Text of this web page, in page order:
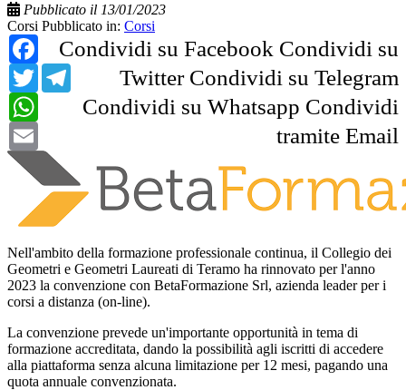
Pubblicato il 13/01/2023
Corsi Pubblicato in: Corsi
Condividi su Facebook
Facebook
Condividi su
Twitter
Twitter Condividi su Telegram
Telegram
Condividi su Whatsapp
WhatsApp
Condividi
tramite Email
Nell'ambito della formazione professionale continua, il Collegio dei
Geometri e Geometri Laureati di Teramo ha rinnovato per l'anno
2023 la convenzione con BetaFormazione Srl, azienda leader per i
corsi a distanza (on-line).
La convenzione prevede un'importante opportunità in tema di
formazione accreditata, dando la possibilità agli iscritti di accedere
alla piattaforma senza alcuna limitazione per 12 mesi, pagando una
quota annuale convenzionata.